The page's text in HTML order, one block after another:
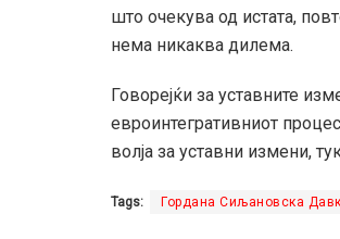
што очекува од истата,
нема никаква дилема.
Говорејќи за уставните
евроинтегративниот
волја за уставни измени,
Tags: Гордана Сиљановска